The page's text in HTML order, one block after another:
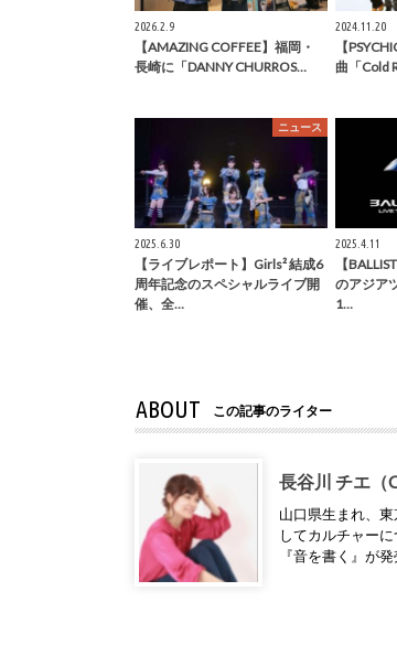
2026.2.9
【AMAZING COFFEE】福岡・
長崎に「DANNY CHURROS…
2024.11.20
【
曲「Cold
ニュース
2025.6.30
【ライブレポート】Girls² 結成6
周年記念のスペシャルライブ開
催、全…
2025.4.11
【
のアジア
1…
ABOUT この記事のライター
長谷川 チエ（
山口県生まれ、
してカルチャー
『音を書く』が